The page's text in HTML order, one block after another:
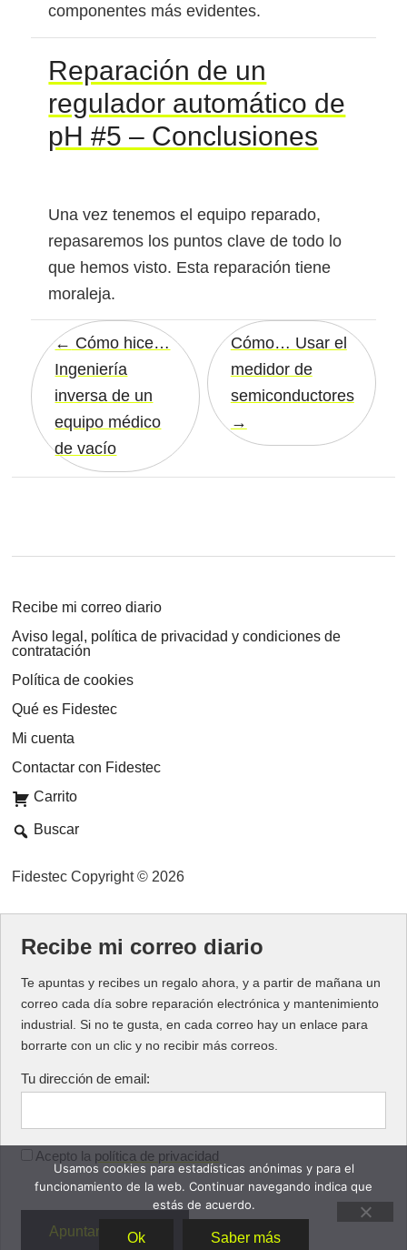
componentes más evidentes.
Reparación de un
regulador automático de
pH #5 – Conclusiones
Una vez tenemos el equipo reparado,
repasaremos los puntos clave de todo lo
que hemos visto. Esta reparación tiene
moraleja.
Cómo hice…
Ingeniería
inversa de un
equipo médico
de vacío
Cómo… Usar el
medidor de
semiconductores
Recibe mi correo diario
Aviso legal, política de privacidad y condiciones de
contratación
Política de cookies
Qué es Fidestec
Mi cuenta
Contactar con Fidestec
Carrito
Buscar
Fidestec Copyright © 2026
Recibe mi correo diario
Te apuntas y recibes un regalo ahora, y a partir de mañana un
correo cada día sobre reparación electrónica y mantenimiento
industrial. Si no te gusta, en cada correo hay un enlace para
borrarte con un clic y no recibir más correos.
Tu dirección de email:
Acepto la política de privacidad
Usamos cookies para estadísticas anónimas y para el
funcionamiento de la web. Continuar navegando indica que
estás de acuerdo.
Ok Saber más